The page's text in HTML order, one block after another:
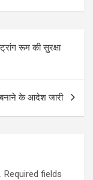
रूम की सुरक्षा
बनाने के आदेश जारी
Required fields